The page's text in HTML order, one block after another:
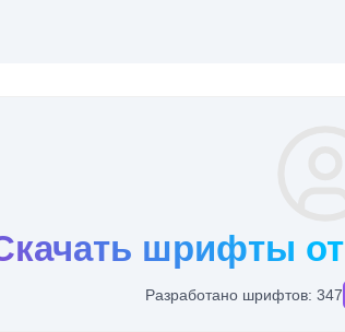
шрифты
Разработано шрифтов: 347